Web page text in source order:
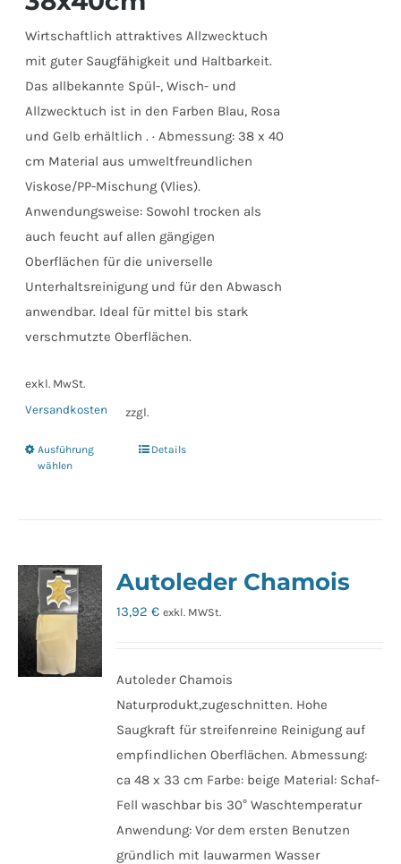
Wirtschaftlich attraktives Allzwecktuch
mit guter Saugfähigkeit und Haltbarkeit.
Das allbekannte Spül-, Wisch- und
Allzwecktuch ist in den Farben Blau, Rosa
und Gelb erhältlich . · Abmessung: 38 x 40
cm Material aus umweltfreundlichen
Viskose/PP-Mischung (Vlies).
Anwendungsweise: Sowohl trocken als
auch feucht auf allen gängigen
Oberflächen für die universelle
Unterhaltsreinigung und für den Abwasch
anwendbar. Ideal für mittel bis stark
verschmutzte Oberflächen.
exkl. MwSt.
zzgl.
Versandkosten
Ausführung
wählen
Dieses
auf.
Die
auf
der
Produktseite
gewählt
werden
Details
Autoleder Chamois
13,92€ exkl. MWSt.
Autoleder Chamois
Naturprodukt,zugeschnitten. Hohe
Saugkraft für streifenreine Reinigung auf
empfindlichen Oberflächen. Abmessung:
ca 48 x 33 cm Farbe: beige Material: Schaf-
Fell waschbar bis 30° Waschtemperatur
Anwendung: Vor dem ersten Benutzen
gründlich mit lauwarmen Wasser